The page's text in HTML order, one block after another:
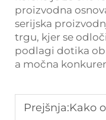
proizvodna
serijska
trgu, kjer se
podlagi dotika
a močna
Prejšnja:Kako očistiti